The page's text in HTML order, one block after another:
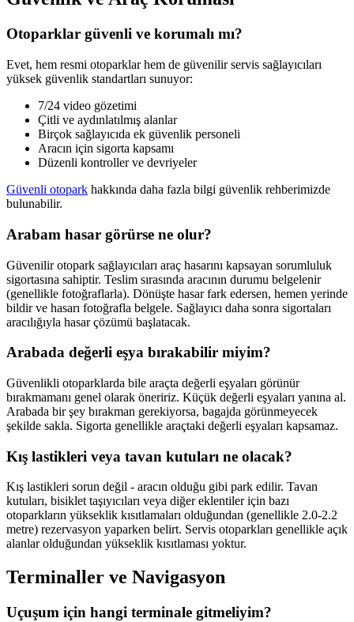
Otoparklar güvenli ve korumalı mı?
Evet, hem resmi otoparklar hem de güvenilir servis sağlayıcıları
yüksek güvenlik standartları sunuyor:
7/24 video gözetimi
Çitli ve aydınlatılmış alanlar
Birçok sağlayıcıda ek güvenlik personeli
Aracın için sigorta kapsamı
Düzenli kontroller ve devriyeler
Güvenli otopark hakkında daha fazla bilgi güvenlik rehberimizde
bulunabilir.
Arabam hasar görürse ne olur?
Güvenilir otopark sağlayıcıları araç hasarını kapsayan sorumluluk
sigortasına sahiptir. Teslim sırasında aracının durumu belgelenir
(genellikle fotoğraflarla). Dönüşte hasar fark edersen, hemen yerinde
bildir ve hasarı fotoğrafla belgele. Sağlayıcı daha sonra sigortaları
aracılığıyla hasar çözümü başlatacak.
Arabada değerli eşya bırakabilir miyim?
Güvenlikli otoparklarda bile araçta değerli eşyaları görünür
bırakmamanı genel olarak öneririz. Küçük değerli eşyaları yanına al.
Arabada bir şey bırakman gerekiyorsa, bagajda görünmeyecek
şekilde sakla. Sigorta genellikle araçtaki değerli eşyaları kapsamaz.
Kış lastikleri veya tavan kutuları ne olacak?
Kış lastikleri sorun değil - aracın olduğu gibi park edilir. Tavan
kutuları, bisiklet taşıyıcıları veya diğer eklentiler için bazı
otoparkların yükseklik kısıtlamaları olduğundan (genellikle 2.0-2.2
metre) rezervasyon yaparken belirt. Servis otoparkları genellikle açık
alanlar olduğundan yükseklik kısıtlaması yoktur.
Terminaller ve Navigasyon
Uçuşum için hangi terminale gitmeliyim?